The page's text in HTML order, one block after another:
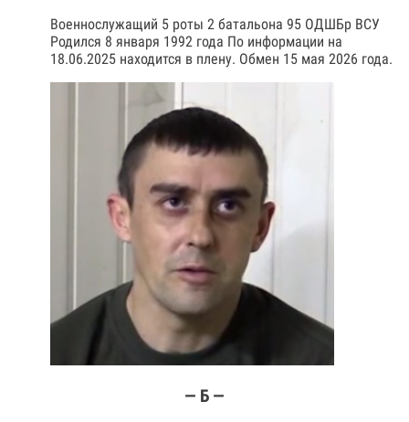
Военнослужащий 5 роты 2 батальона 95 ОДШБр ВСУ
Родился 8 января 1992 года По информации на
18.06.2025 находится в плену. Обмен 15 мая 2026 года.
— Б —